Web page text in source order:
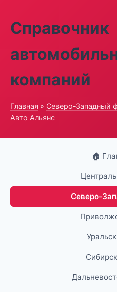
Справочник
компаний
Главная » Северо-Западный
Авто Альянс
🏠
Северо-